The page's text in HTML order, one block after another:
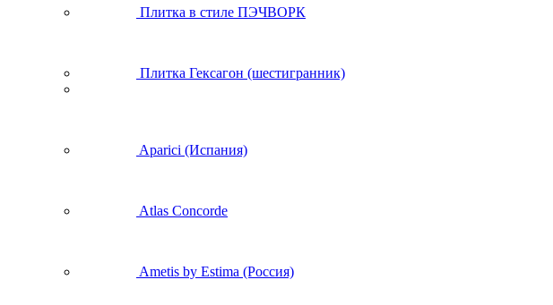
Плитка в стиле ПЭЧВОРК
Плитка Гексагон (шестигранник)
Aparici (Испания)
Atlas Concorde
Ametis by Estima (Россия)